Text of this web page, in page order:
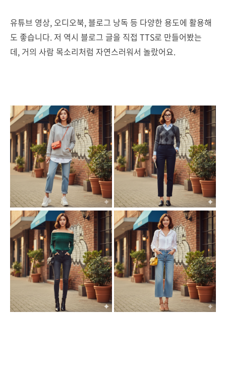
유튜브 영상, 오디오북, 블로그 낭독 등 다양한 용도에 활용해
도 좋습니다. 저 역시 블로그 글을 직접 TTS로 만들어봤는
데, 거의 사람 목소리처럼 자연스러워서 놀랐어요.